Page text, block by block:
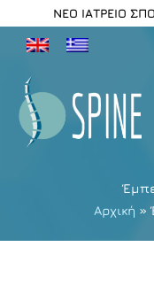
Μετάβαση
στο
περιεχόμενο
ΝΕΟ ΙΑΤΡΕΙΟ
Αρχική